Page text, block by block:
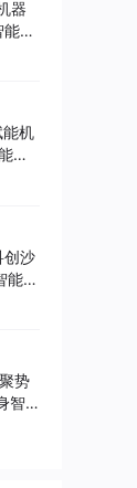
商
产
动
能创
智
峰